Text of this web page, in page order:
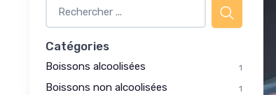
Catégories
Boissons alcoolisées 1
Boissons non alcoolisées 1